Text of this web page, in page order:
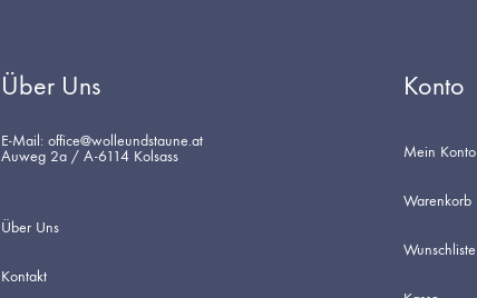
Über Uns
E-Mail: office@wolleundstaune.at
Auweg 2a / A-6114 Kolsass
Über Uns
Kontakt
Konto
Mein Konto
Warenkorb
Wunschliste